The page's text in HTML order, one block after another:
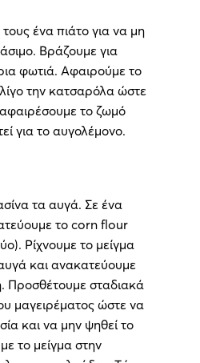
ένα πιάτο για να μη
Βράζουμε για
φωτιά. Αφαιρούμε το
την κατσαρόλα ώστε
το ζωμό
για το αυγολέμονο.
τα αυγά. Σε ένα
το corn flour
Ρίχνουμε το μείγμα
και ανακατεύουμε
Προσθέτουμε σταδιακά
μαγειρέματος ώστε να
και να μην ψηθεί το
το μείγμα στην